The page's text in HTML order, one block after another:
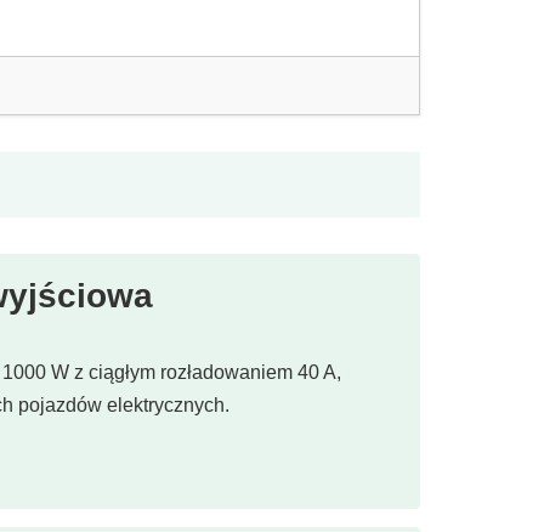
W z ciągłym rozładowaniem 40 A,
pojazdów elektrycznych.